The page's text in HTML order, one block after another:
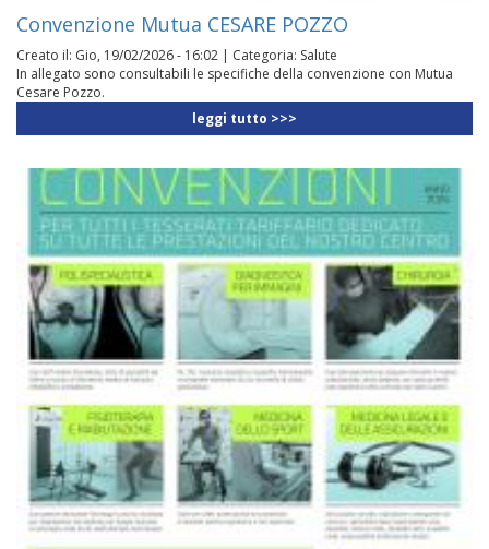
Convenzione Mutua CESARE POZZO
Creato il: Gio, 19/02/2026 - 16:02 | Categoria: Salute
In allegato sono consultabili le specifiche della convenzione con Mutua
Cesare Pozzo.
leggi tutto >>>